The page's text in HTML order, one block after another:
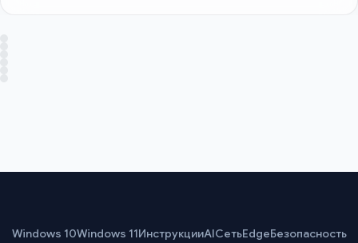
Windows 10Windows 11ИнструкцииAIСетьEdgeБезопасность